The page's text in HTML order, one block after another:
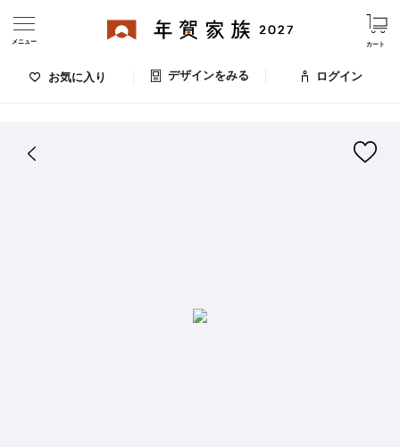
お気に入り デザインをみる
カート
ログイン
メニュー
デザインをみる